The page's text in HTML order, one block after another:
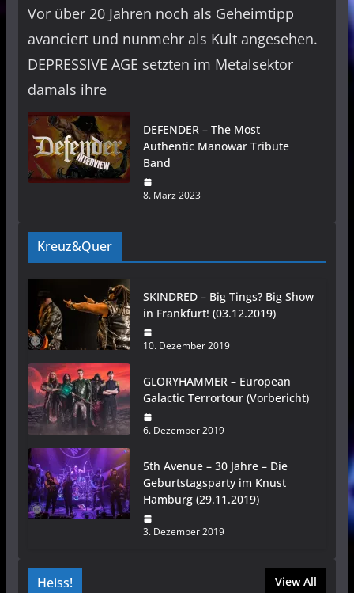
Vor über 20 Jahren noch als Geheimtipp
avanciert und nunmehr als Kult angesehen.
DEPRESSIVE AGE setzten im Metalsektor
damals ihre
DEFENDER – The Most
Authentic Manowar Tribute
Band
8. März 2023
Kreuz&Quer
SKINDRED – Big Tings? Big Show
in Frankfurt! (03.12.2019)
10. Dezember 2019
GLORYHAMMER – European
Galactic Terrortour (Vorbericht)
6. Dezember 2019
5th Avenue – 30 Jahre – Die
Geburtstagsparty im Knust
Hamburg (29.11.2019)
3. Dezember 2019
Heiss! View All